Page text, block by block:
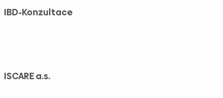
IBD-Konzultace
ISCARE a.s.